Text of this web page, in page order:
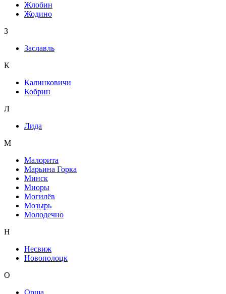
Жлобин
Жодино
З
Заславль
К
Калинковичи
Кобрин
Л
Лида
М
Малорита
Марьина Горка
Минск
Миоры
Могилёв
Мозырь
Молодечно
Н
Несвиж
Новополоцк
О
Орша